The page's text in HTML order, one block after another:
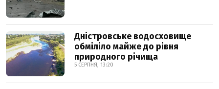
Дністровське водосховище
обміліло майже до рівня
природного річища
5 СЕРПНЯ, 13:20